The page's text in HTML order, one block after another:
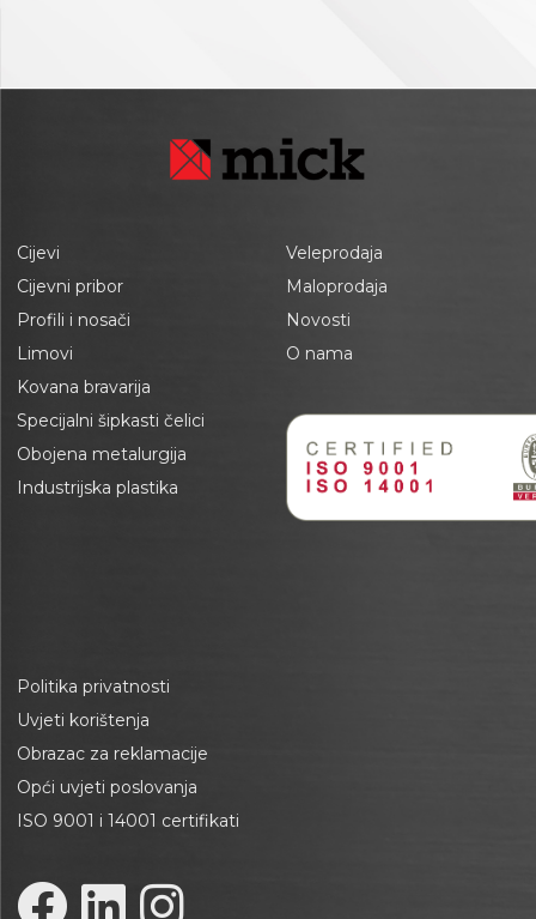
Cijevi
Cijevni pribor
Profili i nosači
Limovi
Kovana bravarija
Specijalni šipkasti čelici
Obojena metalurgija
Industrijska plastika
Veleprodaja
Maloprodaja
Novosti
O nama
Politika privatnosti
Uvjeti korištenja
Obrazac za reklamacije
Opći uvjeti poslovanja
ISO 9001 i 14001 certifikati